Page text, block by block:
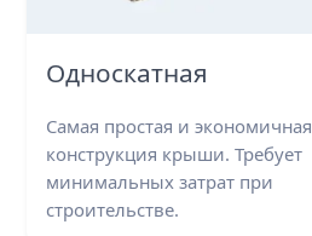
Односкатная
Самая простая и экономичная
конструкция крыши. Требует
минимальных затрат при
строительстве.